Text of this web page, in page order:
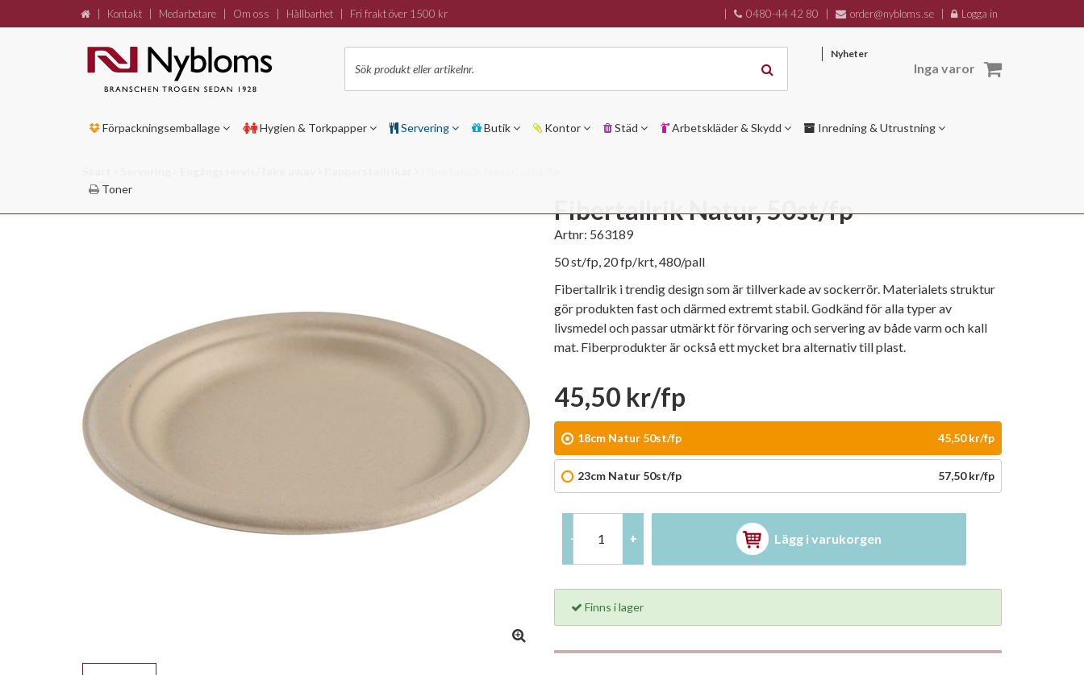
Fibertallrik Natur, 50st/fp
Artnr: 563189
50 st/fp, 20 fp/krt, 480/pall
Fibertallrik i trendig design som är tillverkade av sockerrör. Materialets struktur
gör produkten fast och därmed extremt stabil. Godkänd för alla typer av
livsmedel och passar utmärkt för förvaring och servering av både varm och kall
mat. Fiberprodukter är också ett mycket bra alternativ till plast.
45,50 kr/fp
18cm Natur 50st/fp 45,50 kr/fp
23cm Natur 50st/fp 57,50 kr/fp
- + Lägg i varukorgen
Finns i lager
Kontakt Medarbetare Om oss Hållbarhet Fri frakt över 1500 kr 0480-44 42 80 order@nybloms.se Logga in
Nyheter
Inga varor
Förpackningsemballage Hygien & Torkpapper Servering Butik Kontor Städ Arbetskläder & Skydd Inredning & Utrustning
Toner